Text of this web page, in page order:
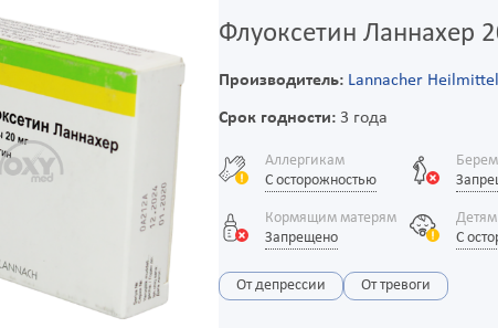
Флуоксетин Ланнахер
Производитель: Lannacher
Срок годности:3 года
Аллергикам
С осторожностью
Кормящим матерям
Запрещено
Детям
С
От депрессии От тревоги